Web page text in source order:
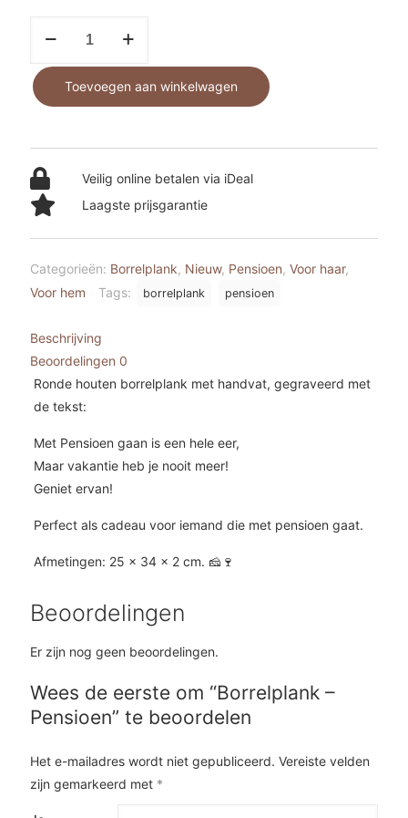
Pensioen
aantal
Toevoegen aan winkelwagen
Veilig online betalen via iDeal
Laagste prijsgarantie
Categorieën: Borrelplank, Nieuw, Pensioen, Voor haar,
Voor hem
Tags: borrelplank pensioen
Beschrijving
Beoordelingen 0
Ronde houten borrelplank met handvat, gegraveerd met
de tekst:
Met Pensioen gaan is een hele eer,
Maar vakantie heb je nooit meer!
Geniet ervan!
Perfect als cadeau voor iemand die met pensioen gaat.
Afmetingen: 25 × 34 × 2 cm. 🧀🍷
Beoordelingen
Er zijn nog geen beoordelingen.
Wees de eerste om “Borrelplank –
Pensioen” te beoordelen
Het e-mailadres wordt niet gepubliceerd. Vereiste velden
zijn gemarkeerd met *